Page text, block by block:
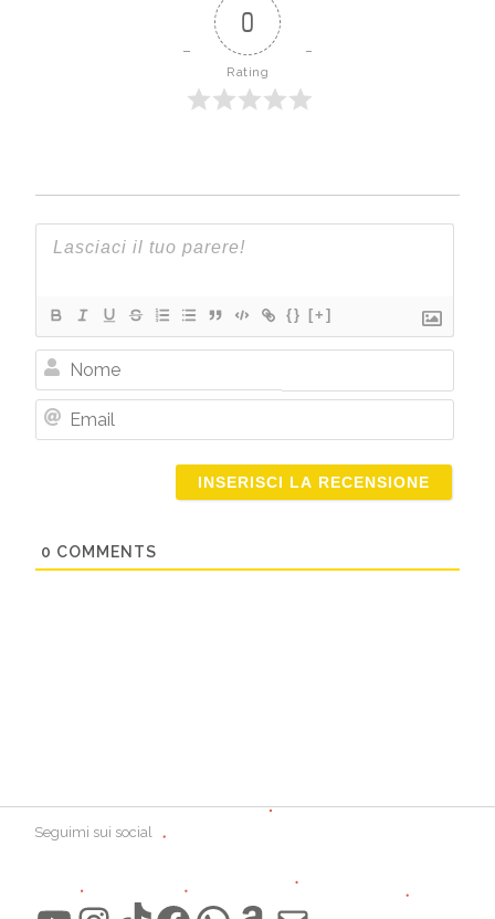
0
Rating
{} [+]
Nome
0 COMMENTS
Seguimi sui social